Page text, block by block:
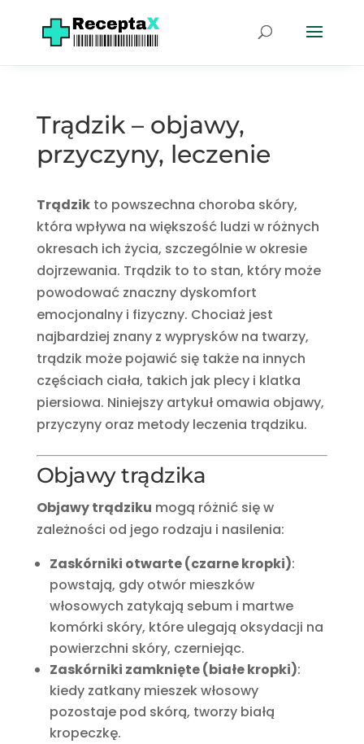
Trądzik – objawy,
przyczyny, leczenie
Trądzikto powszechna choroba skóry,
która wpływa na większość ludzi w różnych
okresach ich życia, szczególnie w okresie
dojrzewania. Trądzik to to stan, który może
powodować znaczny dyskomfort
emocjonalny i fizyczny. Chociaż jest
najbardziej znany z wyprysków na twarzy,
trądzik może pojawić się także na innych
częściach ciała, takich jak plecy i klatka
piersiowa. Niniejszy artykuł omawia objawy,
przyczyny oraz metody leczenia trądziku.
Objawy trądzika
Objawy trądziku mogą różnić się w
zależności od jego rodzaju i nasilenia:
Zaskórniki otwarte (czarne kropki):
powstają, gdy otwór mieszków
włosowych zatykają sebum i martwe
komórki skóry, które ulegają oksydacji na
powierzchni skóry, czerniejąc.
Zaskórniki zamknięte (białe kropki):
kiedy zatkany mieszek włosowy
pozostaje pod skórą, tworzy białą
kropeczkę.